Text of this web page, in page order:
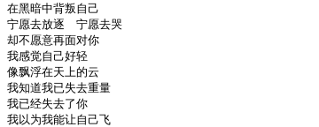
在黑暗中背叛自己
宁愿去放逐　宁愿去哭
却不愿意再面对你
我感觉自己好轻
像飘浮在天上的云
我知道我已失去重量
我已经失去了你
我以为我能让自己飞